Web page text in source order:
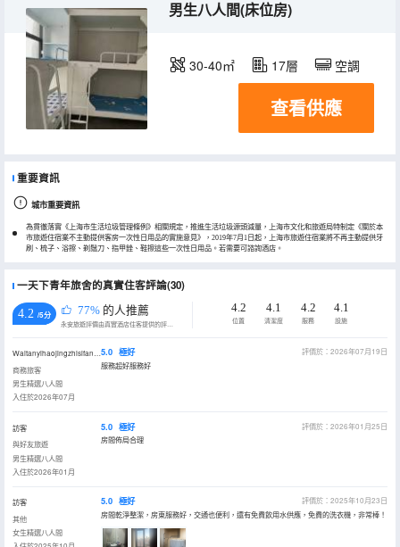
男生八人間(床位房)
30-40㎡ 17層 空調
查看供應
重要資訊
城市重要資訊
為貫徹落實《上海市生活垃圾管理條例》相關規定，推進生活垃圾源頭減量，上海市文化和旅遊局特制定《關於本
市旅遊住宿業不主動提供客房一次性日用品的實施意見》，2019年7月1日起，上海市旅遊住宿業將不再主動提供牙
刷、梳子、浴擦、剃鬚刀、指甲銼、鞋擦這些一次性日用品。若需要可諮詢酒店。
一天下青年旅舍的真實住客評論(30)
4.2 /5分 77% 的人推薦
永安旅遊評價由真實酒店住客提供的評價。
4.2
位置
4.1
清潔度
4.2
服務
4.1
設施
商務旅客
男生精選八人間
入住於2026年07月
5.0 極好
評價於：2026年07月19日
服務超好服務好
訪客
與好友旅遊
男生精選八人間
入住於2026年01月
5.0 極好
評價於：2026年01月25日
房間佈局合理
訪客
其他
女生精選八人間
5.0 極好
評價於：2025年10月23日
房間乾淨整潔，房東服務好，交通也便利，還有免費飲用水供應，免費的洗衣機，非常棒！